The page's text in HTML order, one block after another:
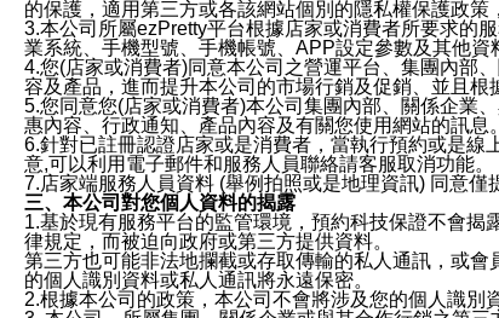
的保護，適用第三方或各該網站個別的隱私權保護政
3.本公司所屬ezPretty平台根據店家或消費者所要求的
業系統、手機型號、手機帳號、APP設定參數及其他
4.您(店家或消費者)同意本公司之營運平台、集團內部
容及產品，進而提升本公司的市場行銷及促銷、並且
5.您同意您(店家或消費者)本公司集團內部、關係企業
惠內容、行政通知、產品內容及有關您使用網站的訊
6.針對已註冊認證店家或是消費者，當執行預約或是
意,可以利用電子郵件和服務人員聯絡請客服取消功能。
7.店家端服務人員資料 (舉例拍照或是地理資訊) 同意
三、本公司對您個人資料的揭露
1.基於現有服務平台的監管環境，預約科技保證不會
律規定，而被迫向政府或第三方提供資料。
第三方也可能非法地攔截或存取傳輸的私人通訊，或
的個人識別資料或私人通訊將永遠保密。
2.根據本公司的政策，本公司不會將涉及您的個人識別